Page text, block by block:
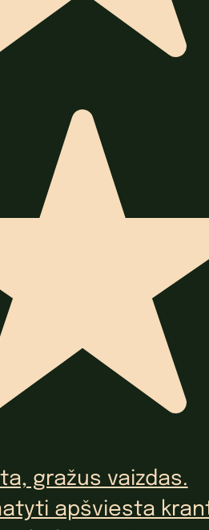
gražus vaizdas.
apšviesta